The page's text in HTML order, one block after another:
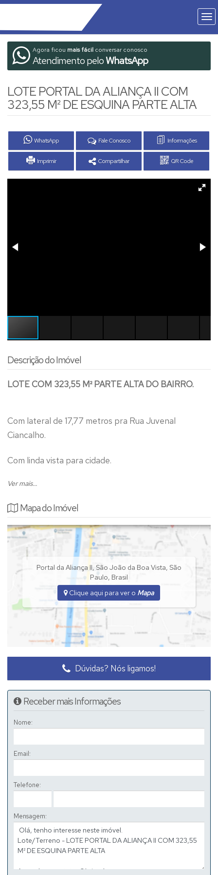
Agora ficou mais fácil conversar conosco
Atendimento peloWhatsApp
LOTE PORTAL DA ALIANÇA II COM
323,55 M² DE ESQUINA PARTE ALTA
WhatsApp Fale Conosco Informações
Imprimir Compartilhar QR Code
Descrição do Imóvel
LOTE COM 323,55 M² PARTE ALTA DO BAIRRO.
Com lateral de 17,77 metros pra Rua Juvenal
Ciancalho.
Com linda vista para cidade.
Pode ser pago parcelado, da seguinte forma:
R$ 70.000,00 de entrada + parcelas R$ 1.110,00
mensais com reajuste anuais.
Ver mais...
Mapa do Imóvel
Portal da Aliança II, São João da Boa Vista, São
Paulo, Brasil
Clique aqui para ver o Mapa
Dúvidas? Nós ligamos!
Receber mais Informações
Nome:
Email:
Telefone:
Mensagem: